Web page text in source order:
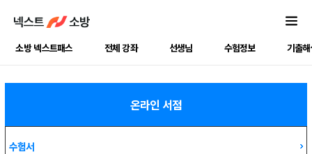
소방 넥스트패스 전체 강좌 선생님 수험정보 기출
온라인 서점
수험서